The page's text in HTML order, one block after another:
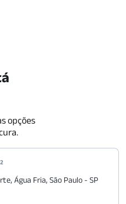
2
, Água Fria, São Paulo - SP
opções